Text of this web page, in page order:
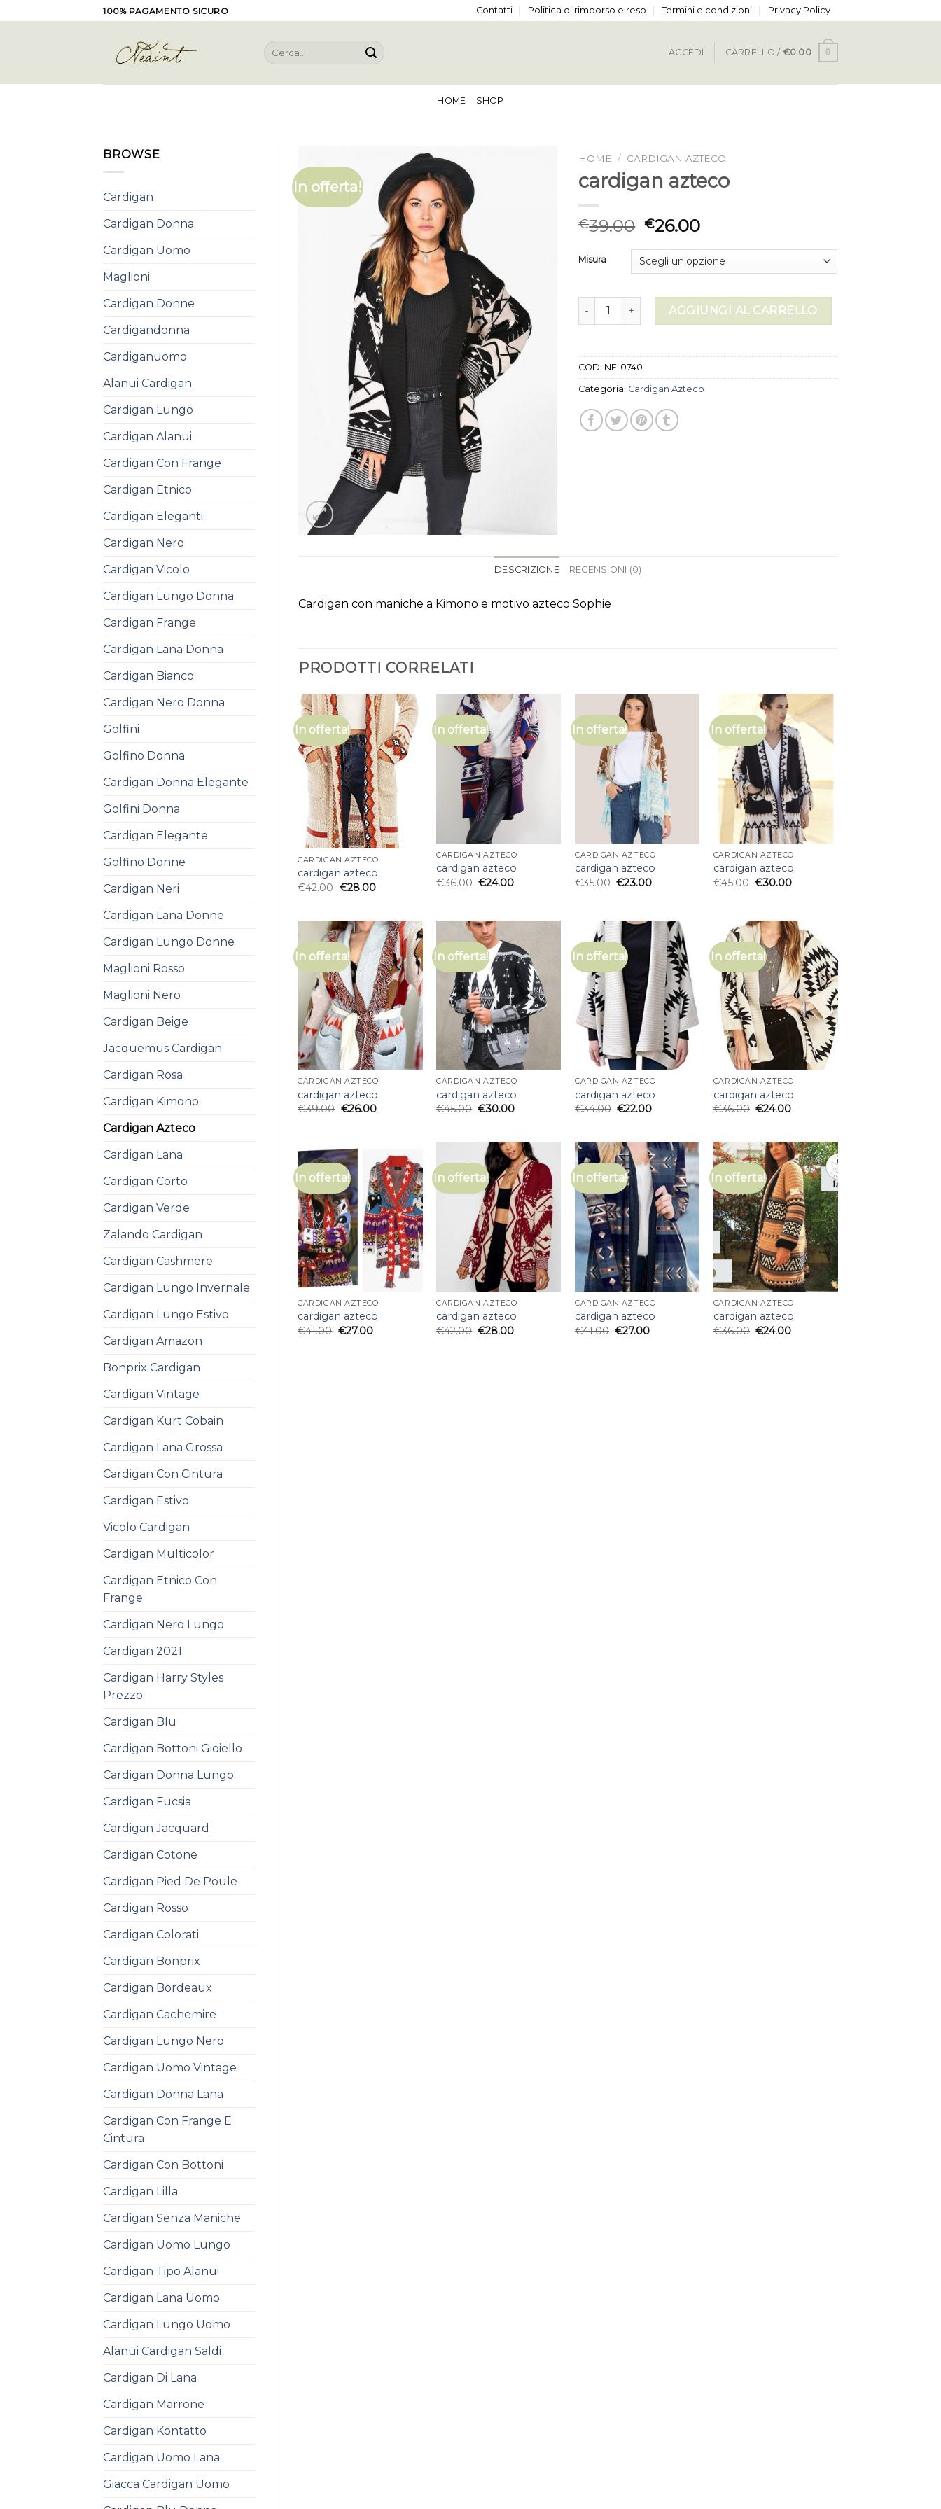
to
100% PAGAMENTO SICURO Contatti Politica di rimborso e reso Termini e condizioni Privacy Policy
Cerca:
ACCEDI CARRELLO / €0.00 0
HOME SHOP
BROWSE
Cardigan
Cardigan Donna
Cardigan Uomo
Maglioni
Cardigan Donne
Cardigandonna
Cardiganuomo
Alanui Cardigan
Cardigan Lungo
Cardigan Alanui
Cardigan Con Frange
Cardigan Etnico
Cardigan Eleganti
Cardigan Nero
Cardigan Vicolo
Cardigan Lungo Donna
Cardigan Frange
Cardigan Lana Donna
Cardigan Bianco
Cardigan Nero Donna
Golfini
Golfino Donna
Cardigan Donna Elegante
Golfini Donna
Cardigan Elegante
Golfino Donne
Cardigan Neri
Cardigan Lana Donne
Cardigan Lungo Donne
Maglioni Rosso
Maglioni Nero
Cardigan Beige
Jacquemus Cardigan
Cardigan Rosa
Cardigan Kimono
Cardigan Azteco
Cardigan Lana
Cardigan Corto
Cardigan Verde
Zalando Cardigan
Cardigan Cashmere
Cardigan Lungo Invernale
Cardigan Lungo Estivo
Cardigan Amazon
Bonprix Cardigan
Cardigan Vintage
Cardigan Kurt Cobain
Cardigan Lana Grossa
Cardigan Con Cintura
Cardigan Estivo
Vicolo Cardigan
Cardigan Multicolor
Cardigan Etnico Con
Frange
Cardigan Nero Lungo
Cardigan 2021
Cardigan Harry Styles
Prezzo
Cardigan Blu
Cardigan Bottoni Gioiello
Cardigan Donna Lungo
Cardigan Fucsia
Cardigan Jacquard
Cardigan Cotone
Cardigan Pied De Poule
Cardigan Rosso
Cardigan Colorati
Cardigan Bonprix
Cardigan Bordeaux
Cardigan Cachemire
Cardigan Lungo Nero
Cardigan Uomo Vintage
Cardigan Donna Lana
Cardigan Con Frange E
Cintura
Cardigan Con Bottoni
Cardigan Lilla
Cardigan Senza Maniche
Cardigan Uomo Lungo
Cardigan Tipo Alanui
Cardigan Lana Uomo
Cardigan Lungo Uomo
Alanui Cardigan Saldi
Cardigan Di Lana
Cardigan Marrone
Cardigan Kontatto
Cardigan Uomo Lana
Giacca Cardigan Uomo
In offerta!
HOME / CARDIGAN AZTECO
cardigan azteco
€39.00 €26.00
Misura
cardigan azteco quantitàAGGIUNGI AL CARRELLO
COD: NE-0740
Categoria: Cardigan Azteco
DESCRIZIONE RECENSIONI (0)
Cardigan con maniche a Kimono e motivo azteco Sophie
PRODOTTI CORRELATI
In offerta!
CARDIGAN AZTECO
cardigan azteco
€42.00 €28.00
In offerta!
CARDIGAN AZTECO
cardigan azteco
€36.00 €24.00
In offerta!
CARDIGAN AZTECO
cardigan azteco
€35.00 €23.00
In offerta!
CARDIGAN AZTECO
cardigan azteco
€45.00 €30.00
In offerta!
CARDIGAN AZTECO
cardigan azteco
€39.00 €26.00
In offerta!
CARDIGAN AZTECO
cardigan azteco
€45.00 €30.00
In offerta!
CARDIGAN AZTECO
cardigan azteco
€34.00 €22.00
In offerta!
CARDIGAN AZTECO
cardigan azteco
€36.00 €24.00
In offerta!
CARDIGAN AZTECO
cardigan azteco
€41.00 €27.00
In offerta!
CARDIGAN AZTECO
cardigan azteco
€42.00 €28.00
In offerta!
CARDIGAN AZTECO
cardigan azteco
€41.00 €27.00
In offerta!
CARDIGAN AZTECO
cardigan azteco
€36.00 €24.00